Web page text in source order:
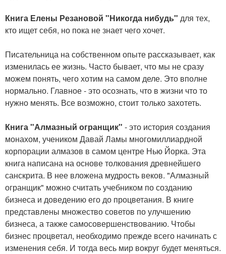
Книга Елены Резановой "Никогда нибудь" для тех,
кто ищет себя, но пока не знает чего хочет.
Писательница на собственном опыте рассказывает, как
изменилась ее жизнь. Часто бывает, что мы не сразу
можем понять, чего хотим на самом деле. Это вполне
нормально. Главное - это осознать, что в жизни что то
нужно менять. Все возможно, стоит только захотеть.
Книга "Алмазный огранщик" - это история создания
монахом, учеником Давай Ламы многомиллиардной
корпорации алмазов в самом центре Нью Йорка. Эта
книга написана на основе толкования древнейшего
санскрита. В нее вложена мудрость веков. "Алмазный
огранщик" можно считать учебником по созданию
бизнеса и доведению его до процветания. В книге
представлены множество советов по улучшению
бизнеса, а также самосовершенствованию. Чтобы
бизнес процветал, необходимо прежде всего начинать с
изменения себя. И тогда весь мир вокруг будет меняться.